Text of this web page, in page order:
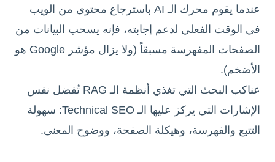
عندما يقوم محرك الـ AI باسترجاع محتوى من الويب
في الوقت الفعلي لدعم إجابته، فإنه يسحب البيانات من
الصفحات المفهرسة مسبقاً (ولا يزال مؤشر Google هو
الأضخم).
عناكب البحث التي تغذي أنظمة الـ RAG تُفضل نفس
الإشارات التي يركز عليها الـ Technical SEO: سهولة
التتبع والفهرسة، وهيكلة الصفحة، ووضوح المعنى.